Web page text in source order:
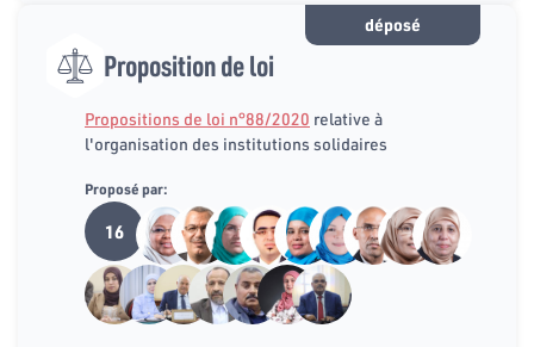
déposé
Proposition de loi
Propositions de loi n°88/2020 relative à
l'organisation des institutions solidaires
Proposé par:
16